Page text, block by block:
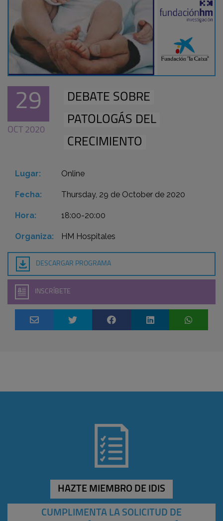
29
OCT 2020
DEBATE SOBRE
PATOLOGÁS DEL
CRECIMIENTO
Lugar: Online
Fecha: Thursday, 29 de October de 2020
Hora: 18:00-20:00
Organiza: HM Hospitales
DESCARGAR PROGRAMA
INSCRÍBETE
HAZTE MIEMBRO DE IDIS
CUMPLIMENTA LA SOLICITUD DE